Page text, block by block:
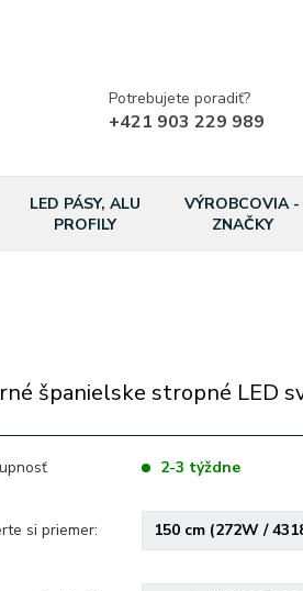
Potrebujete poradiť?
+421 903 229 989
LED PÁSY, ALU
PROFILY
VÝROBCOVIA -
ZNAČKY
španielske stropné LED
2-3 týždne
si priemer: